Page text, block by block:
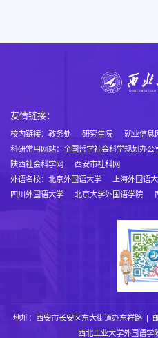
友情链接：
校内链接： 教务处 研究生院 就业信息
科研常用网站： 全国哲学社会科学规划办公
陕西社会科学网
西安市社科网
外语名校： 北京外国语大学 上海外国语
四川外国语大学
北京大学外国语学院
地址：西安市长安区东大街道办东祥路 |
西北工业大学外国语学